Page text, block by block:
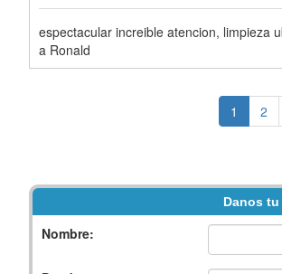
espectacular increible atencion, limpieza
a Ronald
1 2
Danos
Nombre: